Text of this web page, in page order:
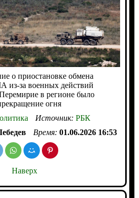
о приостановке обмена
из-за военных действий
в регионе было
огня
Источник: РБК
Время: 01.06.2026 16:53
Наверх